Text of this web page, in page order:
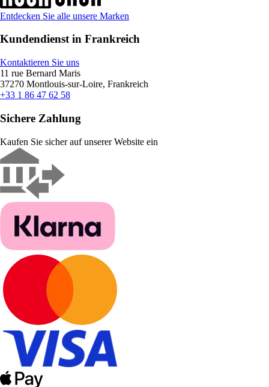
Entdecken Sie alle unsere Marken
Kundendienst in Frankreich
Kontaktieren Sie uns
11 rue Bernard Maris
37270 Montlouis-sur-Loire, Frankreich
+33 1 86 47 62 58
Sichere Zahlung
Kaufen Sie sicher auf unserer Website ein